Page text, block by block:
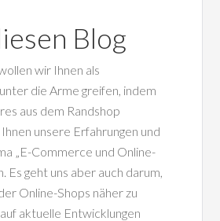
Blog
wir Ihnen als
die Arme greifen, indem
aus dem Randshop
unsere Erfahrungen und
„E-Commerce und Online-
Es geht uns aber auch darum,
Online-Shops näher zu
aktuelle Entwicklungen